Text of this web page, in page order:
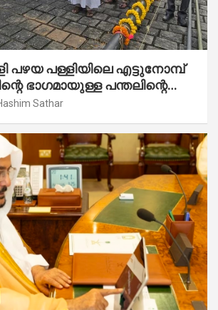
പഴയ പള്ളിയിലെ എട്ടുനോമ്പ്
ഭാഗമായുള്ള പന്തലിന്റെ
ആർച്ച് പ്രീസ്റ്റ് വെരി.
Sathar